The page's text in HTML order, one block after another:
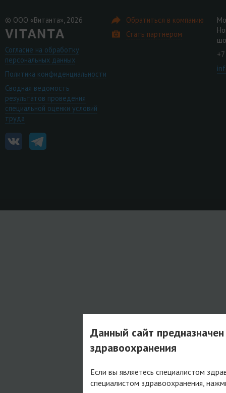
© ООО «Витанта», 2026
Согласие на обработку
персональных данных
Политика конфиденциальности
Сводная ведомость
результатов проведения
специальной оценки условий
труда
Обратиться в компанию
Стать партнером
Данный сайт
здравоохранения
Если вы являетесь специалистом
специалистом здравоохранения,